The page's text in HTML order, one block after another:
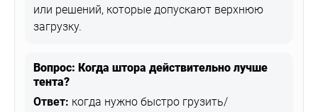
или решений, которые допускают верхнюю
загрузку.
Вопрос: Когда штора действительно лучше
тента?
Ответ: когда нужно быстро грузить/